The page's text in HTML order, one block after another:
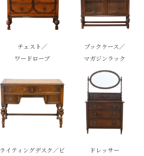
チェスト／
ワードローブ
ブックケース／
マガジンラック
ライティングデスク／ビ
ドレッサー